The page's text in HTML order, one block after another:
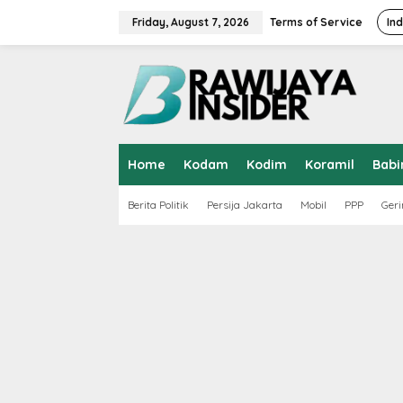
Friday, August 7, 2026 Terms of Service
Home Kodam Kodim Koramil
Berita Politik Persija Jakarta Mobil PPP